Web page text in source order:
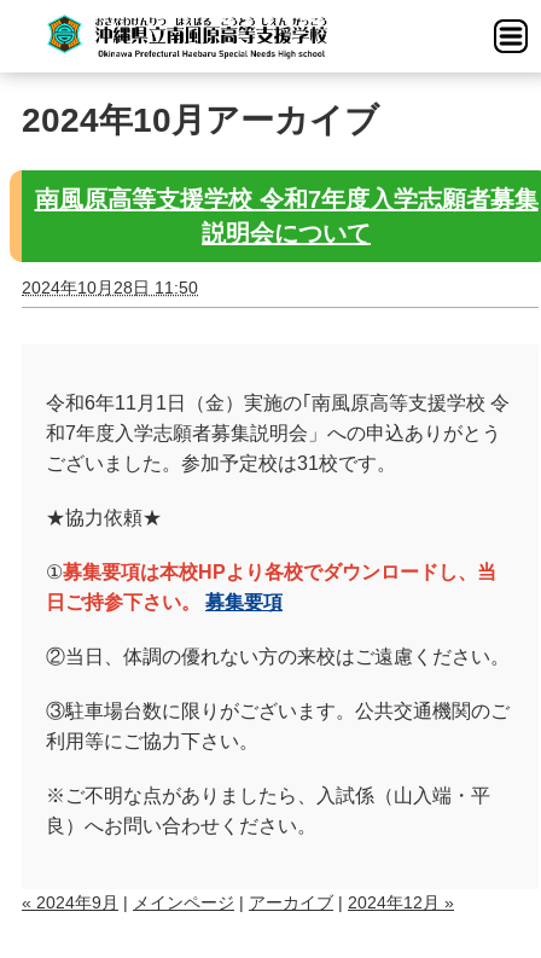
2024年10月アーカイブ
南風原高等支援学校 令和7年度入学志願者募集
説明会について
2024年10月28日 11:50
令和6年11 月 1 日（金）実施の｢南風原高等支援学校 令
和7年度入学志願者募集説明会」への申込ありがとう
ございました。参加予定校は31校です。
★協力依頼★
①募集要項は本校HPより各校でダウンロードし、当
日ご持参下さい。 募集要項
②当日、体調の優れない方の来校はご遠慮ください。
③駐車場台数に限りがございます。公共交通機関のご
利用等にご協力下さい。
※ご不明な点がありましたら、入試係（山入端・平
良）へお問い合わせください。
« 2024年9月 | メインページ | アーカイブ | 2024年12月 »